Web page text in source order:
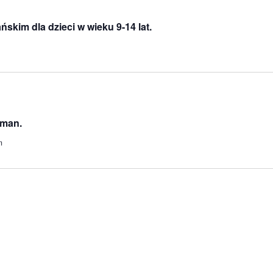
dla dzieci w wieku 9-14 lat.